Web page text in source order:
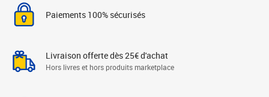
Paiements 100% sécurisés
Livraison offerte dès 25€ d'achat
Hors livres et hors produits marketplace